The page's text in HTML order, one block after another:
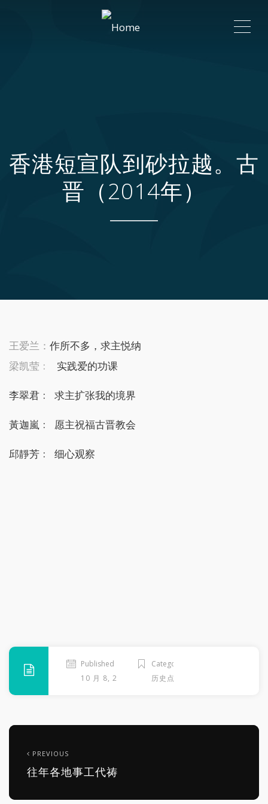
香港短宣队到砂拉越。古
晋（2014年）
王爱兰： 作所不多，求主悦纳
梁凯莹﹕
实践爱的功课
李翠君﹕ 求主扩张我的境界
黃迦嵐 ﹕ 愿主祝福古晋教会
邱靜芳﹕ 细心观察
Published
10 月 8, 2025
Categories
历史点滴
PREVIOUS
往年各地事工代祷